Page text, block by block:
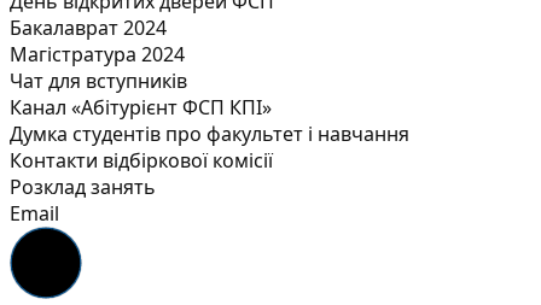
Бакалаврат 2024
Магістратура 2024
Чат для вступників
Канал «Абітурієнт ФСП КПІ»
Думка студентів про факультет і навчання
Контакти відбіркової комісії
Розклад занять
Email